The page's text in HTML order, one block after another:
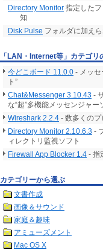
Directory Monitor 指定した
知
Disk Pulse フォルダに加え
「LAN・Internet等」カテゴリ
今どこボード 11.0.0 - メッセ
ト”
Chat&Messenger 3.10.43 -
な“超”多機能メッセンジャー
Wireshark 2.2.4 - 数多くの
Directory Monitor 2.10.6.3 -
ィレクトリ監視ソフト
Firewall App Blocker 1.4 - 指
カテゴリーから選ぶ
文書作成
画像＆サウンド
家庭＆趣味
アミューズメント
Mac OS X